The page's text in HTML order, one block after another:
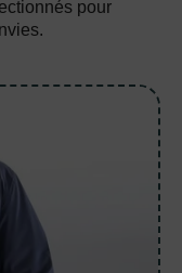
pour